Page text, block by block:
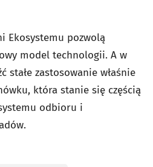
Ekosystemu pozwolą
model technologii. A w
stałe zastosowanie właśnie
która stanie się częścią
odbioru i